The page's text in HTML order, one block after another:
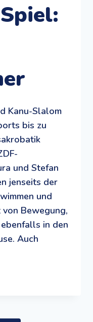
Kanu-Slalom
bis zu
und Stefan
jenseits der
und
Bewegung,
in den
Auch